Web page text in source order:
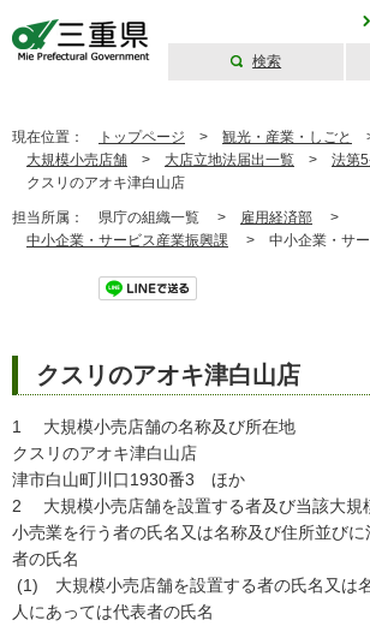
検索
現在位置： トップページ > 観光・産業・しごと
大規模小売店舗 > 大店立地法届出一覧 > 法第5
クスリのアオキ津白山店
担当所属： 県庁の組織一覧 > 雇用経済部 >
中小企業・サービス産業振興課 > 中小企業・サ
クスリのアオキ津白山店
1 大規模小売店舗の名称及び所在地
クスリのアオキ津白山店
津市白山町川口1930番3 ほか
2 大規模小売店舗を設置する者及び当該大規
小売業を行う者の氏名又は名称及び住所並び
者の氏名
(1) 大規模小売店舗を設置する者の氏名又は
人にあっては代表者の氏名